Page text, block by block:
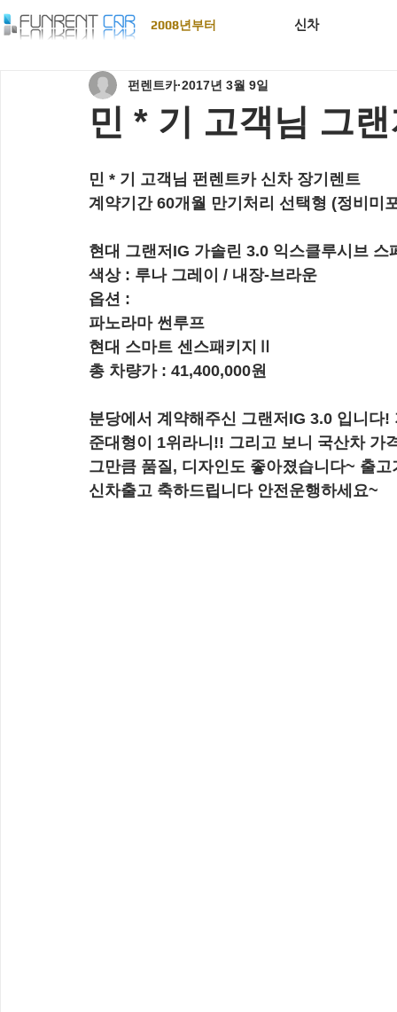
2008년부터 신차
민 * 기 고객님 그
펀렌트카 2017년 3월 9일
민 * 기 고객님 펀렌트카 신차 장기렌트
계약기간 60개월 만기처리 선택형 (정비미
현대 그랜저IG 가솔린 3.0 익스클루시브 스
색상 : 루나 그레이 / 내장-브라운
옵션 :
파노라마 썬루프
현대 스마트 센스패키지Ⅱ
총 차량가 : 41,400,000원
분당에서 계약해주신 그랜저IG 3.0 입니다
준대형이 1위라니!! 그리고 보니 국산차 가
그만큼 품질, 디자인도 좋아졌습니다~ 출
신차출고 축하드립니다 안전운행하세요~